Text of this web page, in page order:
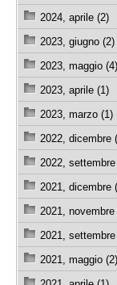
2024, aprile (2)
2023, giugno (2)
2023, maggio (4)
2023, aprile (1)
2023, marzo (1)
2022, dicembre
2022,
2021, dicembre
2021, novembre
2021,
2021, maggio (2)